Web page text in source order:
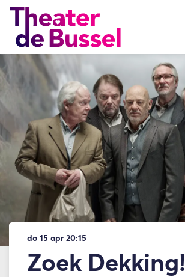
Zoek Dekking!
do 15 apr 20:15